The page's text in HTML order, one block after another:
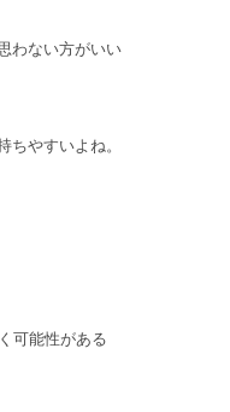
わない方がいい
やすいよね。
可能性がある